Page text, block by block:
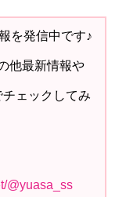
を発信中です♪
他最新情報や
ェックしてみ
@yuasa_ss